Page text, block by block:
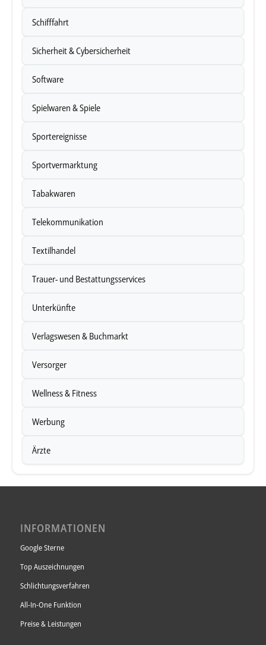
Schifffahrt
Sicherheit & Cybersicherheit
Software
Spielwaren & Spiele
Sportereignisse
Sportvermarktung
Tabakwaren
Telekommunikation
Textilhandel
Trauer- und Bestattungsservices
Unterkünfte
Verlagswesen & Buchmarkt
Versorger
Wellness & Fitness
Werbung
Ärzte
INFORMATIONEN
Google Sterne
Top Auszeichnungen
Schlichtungsverfahren
All-In-One Funktion
Preise & Leistungen